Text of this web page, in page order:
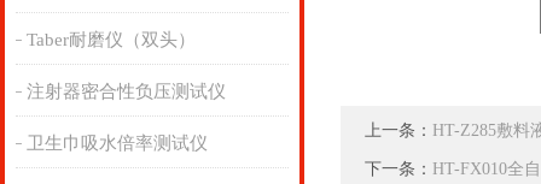
Taber耐磨仪（双头）
注射器密合性负压测试仪
卫生巾吸水倍率测试仪
上一条： HT-Z285敷料
下一条： HT-FX010全